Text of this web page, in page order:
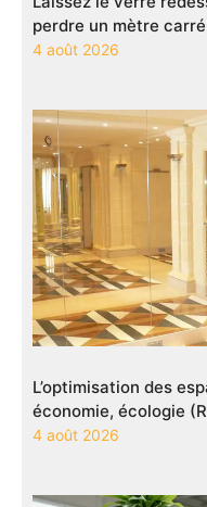
perdre un mètre carré
4 août 2026
L’optimisation des
économie, écologie
4 août 2026